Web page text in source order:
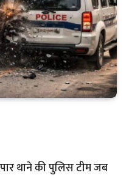
थाने की पुलिस टीम जब